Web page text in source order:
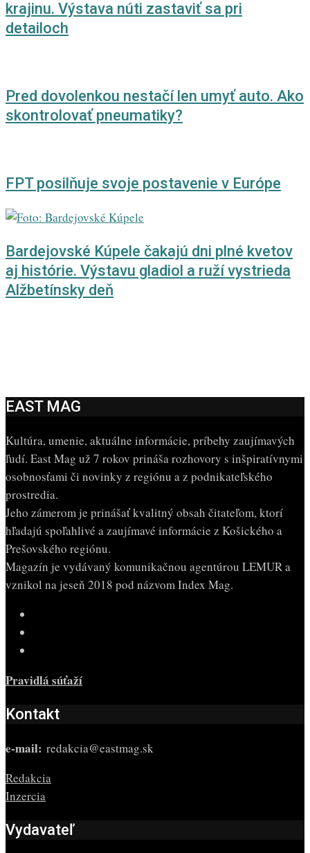
krajinu. Výstava núti zastaviť sa pri
detailoch
Pred dovolenkou nestačí len umyť auto. Ako
skontrolovať pneumatiky?
FPT posilňuje svoje postavenie v Európe
Bardejovské Kúpele čakajú dni plné kvetov
aj histórie. Výstavu gladiol a ruží vystrieda
Alžbetínsky deň
EAST MAG
Kultúra, umenie, aktuálne informácie, príbehy zaujímavých
ľudí. East Mag už 7 rokov prináša rozhovory s inšpiratívnymi
osobnosťami či novinky z regiónu a z podnikateľského
prostredia.
Jeho zámerom je prinášať kvalitný obsah čitateľom, ktorí
hľadajú spoľahlivé a zaujímavé informácie z Košického a
Prešovského regiónu.
Magazín je vydávaný komunikačnou agentúrou LEMUR a
vznikol na jeseň 2018 pod názvom Index Mag.
Pravidlá súťaží
Kontakt
e-mail: redakcia@eastmag.sk
Redakcia
Inzercia
Vydavateľ